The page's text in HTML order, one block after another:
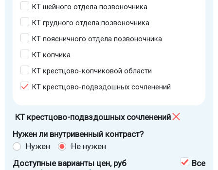
КТ шейного отдела позвоночника
КТ грудного отдела позвоночника
КТ поясничного отдела позвоночника
КТ копчика
КТ крестцово-копчиковой области
КТ крестцово-подвздошных сочленений
КТ крестцово-подвздошных сочленений
Нужен ли внутривенный контраст?
Нужен
Не нужен
Доступные варианты цен, руб Все